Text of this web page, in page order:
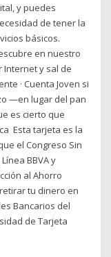
y puedes
de tener la
básicos.
en nuestro
Internet y sal de
· Cuenta Joven si
—en lugar del pan
es cierto que
Esta tarjeta es la
el Congreso Sin
BBVA y
al Ahorro
tu dinero en
Bancarios del
de Tarjeta